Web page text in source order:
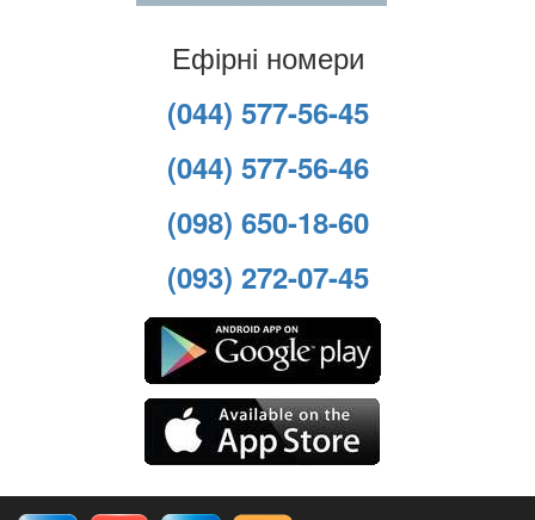
Ефірні номери
(044) 577-56-45
(044) 577-56-46
(098) 650-18-60
(093) 272-07-45